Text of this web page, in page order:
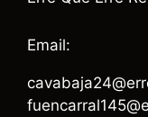
Email: